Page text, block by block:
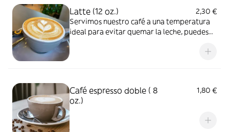
Latte (12 oz.)
2,30 €
Servimos nuestro café a una temperatura
ideal para evitar quemar la leche, puedes
Café espresso doble ( 8
oz.)
1,80 €